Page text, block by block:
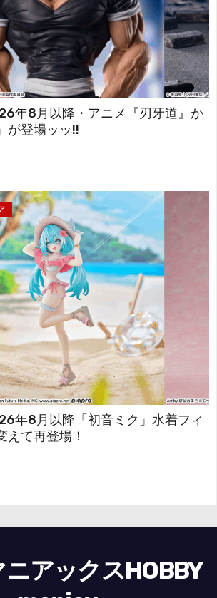
年8月以降・アニメ『刃牙道』か
が登場ッッ!!
年8月以降「初音ミク」水着フィ
えて再登場！
アックスHOBBY